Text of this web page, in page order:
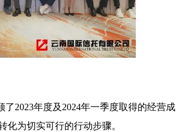
2023年度及2024年一季度取得的经营成
为切实可行的行动步骤。